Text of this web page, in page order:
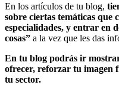
En los artículos de tu blog,
sobre ciertas temáticas que
especialidades, y entrar en
cosas” a la vez que les das
En tu blog podrás ir
ofrecer, reforzar tu imagen
tu sector.